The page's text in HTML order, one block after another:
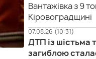
Вантажівка з 9
Кіровоградщині
07.08.26 (10:31)
ДТП із шістьма
загиблою